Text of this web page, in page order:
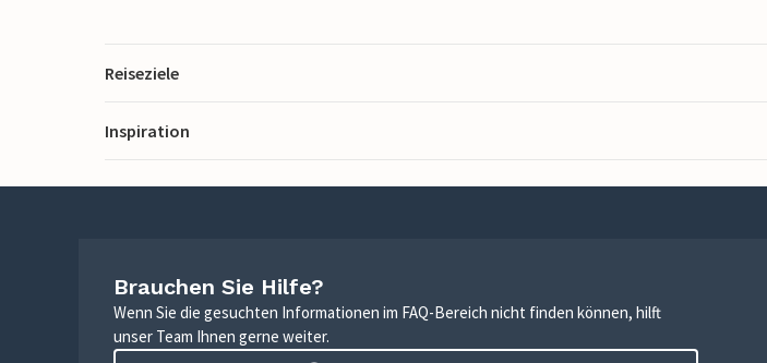
Reiseziele
Inspiration
Brauchen Sie Hilfe?
Wenn Sie die gesuchten Informationen im FAQ-Bereich nicht finden können, hilft
unser Team Ihnen gerne weiter.